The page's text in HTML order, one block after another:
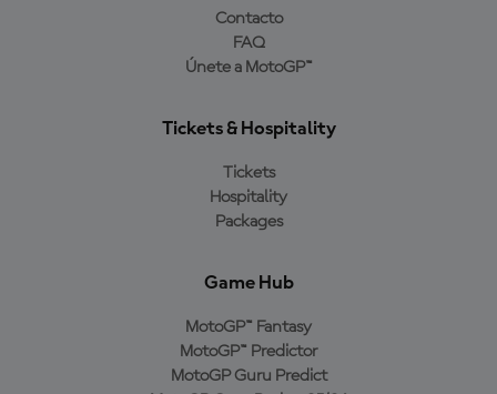
Contacto
FAQ
Únete a MotoGP™
Tickets & Hospitality
Tickets
Hospitality
Packages
Game Hub
MotoGP™ Fantasy
MotoGP™ Predictor
MotoGP Guru Predict